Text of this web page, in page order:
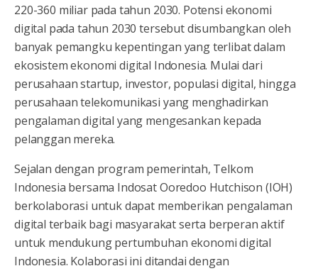
220-360 miliar pada tahun 2030. Potensi ekonomi
digital pada tahun 2030 tersebut disumbangkan oleh
banyak pemangku kepentingan yang terlibat dalam
ekosistem ekonomi digital Indonesia. Mulai dari
perusahaan startup, investor, populasi digital, hingga
perusahaan telekomunikasi yang menghadirkan
pengalaman digital yang mengesankan kepada
pelanggan mereka.
Sejalan dengan program pemerintah, Telkom
Indonesia bersama Indosat Ooredoo Hutchison (IOH)
berkolaborasi untuk dapat memberikan pengalaman
digital terbaik bagi masyarakat serta berperan aktif
untuk mendukung pertumbuhan ekonomi digital
Indonesia. Kolaborasi ini ditandai dengan